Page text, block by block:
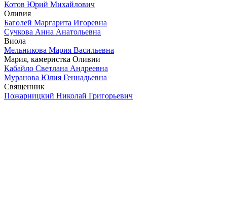
Котов Юрий Михайлович
Оливия
Баголей Маргарита Игоревна
Сучкова Анна Анатольевна
Виола
Мельникова Мария Васильевна
Мария, камеристка Оливии
Кабайло Светлана Андреевна
Муранова Юлия Геннадьевна
Священник
Пожарницкий Николай Григорьевич